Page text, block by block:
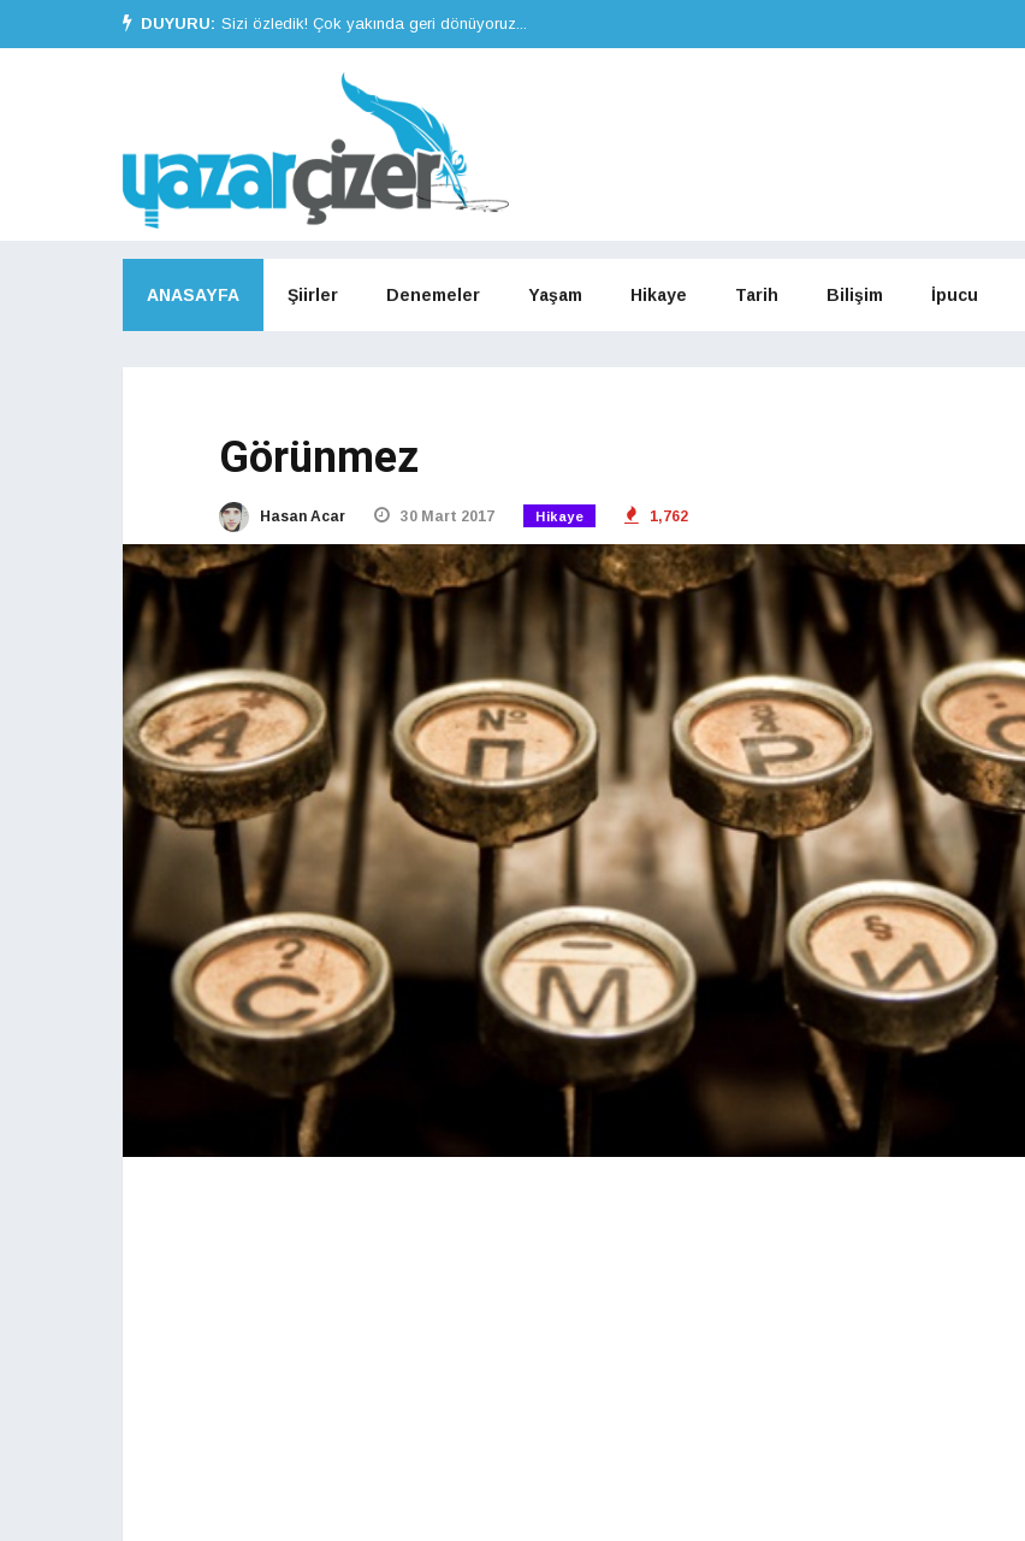
DUYURU: Sizi özledik! Çok yakında geri dönüyoruz...
ANASAYFA Şiirler Denemeler Yaşam Hikaye Tarih Bilişim İpucu
Görünmez
Hasan Acar 30 Mart 2017 Hikaye 1,762